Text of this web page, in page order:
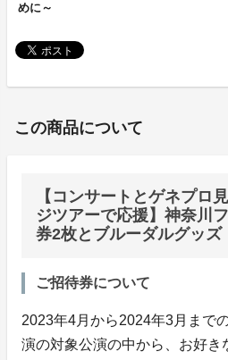
めに～
この商品について
【コンサートとゲネプロ
ジツアーで応援】神奈川
券2枚とブルーダルグッズ
ご招待券について
2023年4月から2024年3月まで
演の対象公演の中から、お好き